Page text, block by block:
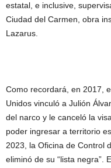
estatal, e inclusive,
Ciudad del Carmen, obra
Lazarus.
Como recordará, en 2017,
Unidos vinculó a Julión
del narco y le canceló la
poder ingresar a territorio
2023, la Oficina de Control
eliminó de su “lista negra”.